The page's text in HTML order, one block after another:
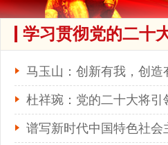
学习贯彻党的二十
马玉山：创新有我，创造
杜祥琬：党的二十大将引
谱写新时代中国特色社